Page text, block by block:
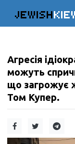
JEWISH
Агресія
можуть
що загрожує
Том Купер.